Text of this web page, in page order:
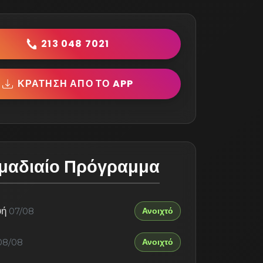
213 048 7021
ΚΡΆΤΗΣΗ ΑΠΌ ΤΟ APP
Πρόγραμμα
07/08 Ανοιχτό
08 Ανοιχτό